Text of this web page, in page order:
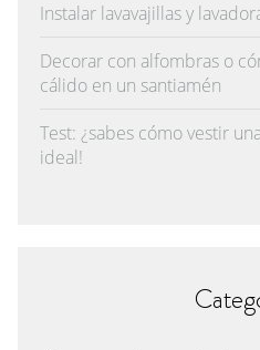
Instalar lavavajillas y
Decorar con alfombras o
cálido en un santiamén
Test: ¿sabes cómo vestir
ideal!